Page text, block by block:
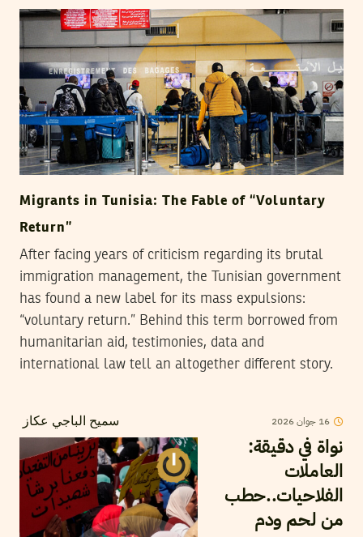
Migrants in Tunisia: The Fable of “Voluntary
Return”
After facing years of criticism regarding its brutal
immigration management, the Tunisian government
has found a new label for its mass expulsions:
“voluntary return.” Behind this term borrowed from
humanitarian aid, testimonies, data and
international law tell an altogether different story.
سميح الباجي عكاز 16 جوان2026
نواة في دقيقة:
العاملات
الفلاحيات..حطب
من لحم ودم